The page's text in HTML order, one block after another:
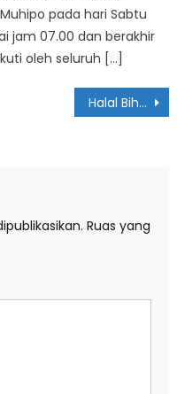
pada hari Sabtu
jam 07.00 dan berakhir
oleh seluruh […]
Halal Bihalal di SMA Muhammadiyah 1 Ponorogo, Tradisi Pererat Nilai-Nilai Keislaman
Ruas yang